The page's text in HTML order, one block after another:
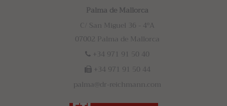
Palma de Mallorca
C/ San Miguel 36 - 4ºA
07002 Palma de Mallorca
+34 971 91 50 40
+34 971 91 50 44
palma@dr-reichmann.com